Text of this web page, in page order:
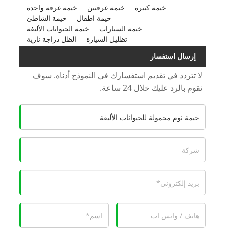
خيمة غرفة واحدة
خيمة غرفتين
خيمة كبيرة
خيمة الشاطئ
خيمة اطفال
خيمة الحيوانات الأليفة
خيمة السيارات
الظل دراجة نارية
تظليل السيارة
إرسال استفسار
لا تتردد في تقديم استفسارك في النموذج أدناه. سوف
نقوم بالرد عليك خلال 24 ساعة.